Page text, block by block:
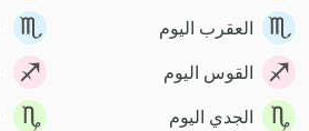
العقرب اليوم
القوس اليوم
الجدي اليوم